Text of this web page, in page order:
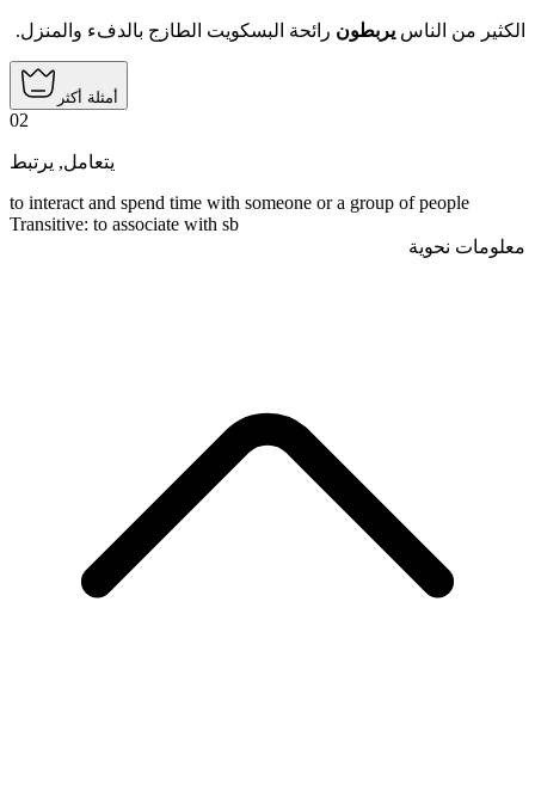
الكثير من الناس يربطون رائحة البسكويت الطازج بالدفء والمنزل.
أمثلة أكثر
02
يتعامل, يرتبط
to interact and spend time with someone or a group of people
Transitive: to associate with sb
معلومات نحوية